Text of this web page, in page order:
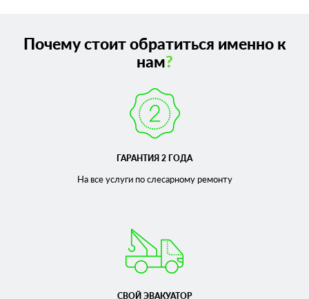
Почему стоит обратиться именно к
нам?
ГАРАНТИЯ 2 ГОДА
На все услуги по слесарномуремонту
СВОЙ ЭВАКУАТОР